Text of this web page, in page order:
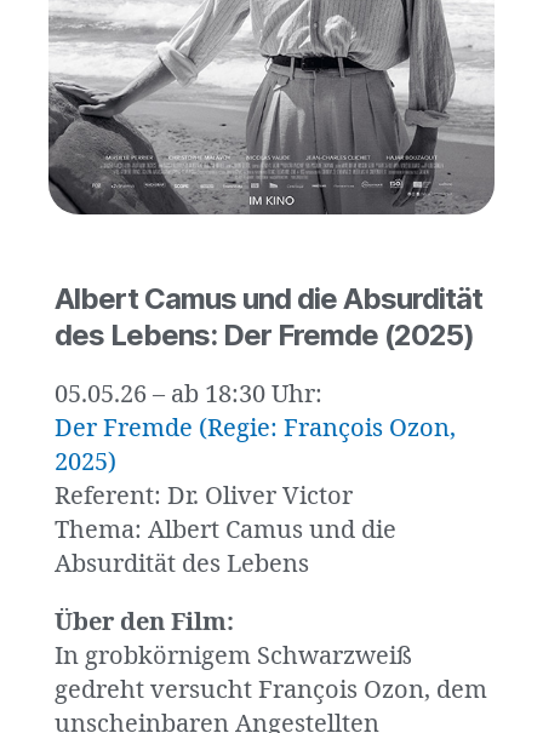
Albert Camus und die Absurdität
des Lebens: Der Fremde (2025)
05.05.26 – ab 18:30 Uhr:
Der Fremde (Regie: François Ozon,
2025)
Referent: Dr. Oliver Victor
Thema: Albert Camus und die
Absurdität des Lebens
Über den Film:
In grobkörnigem Schwarzweiß
gedreht versucht François Ozon, dem
unscheinbaren Angestellten